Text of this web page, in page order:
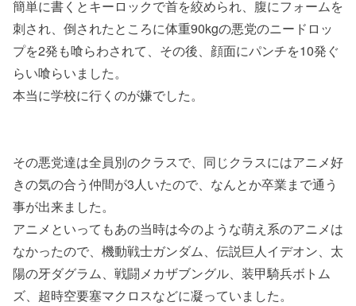
簡単に書くとキーロックで首を絞められ、腹にフォームを
刺され、倒されたところに体重90kgの悪党のニードロッ
プを2発も喰らわされて、その後、顔面にパンチを10発ぐ
らい喰らいました。
本当に学校に行くのが嫌でした。
その悪党達は全員別のクラスで、同じクラスにはアニメ好
きの気の合う仲間が3人いたので、なんとか卒業まで通う
事が出来ました。
アニメといってもあの当時は今のような萌え系のアニメは
なかったので、機動戦士ガンダム、伝説巨人イデオン、太
陽の牙ダグラム、戦闘メカザブングル、装甲騎兵ボトム
ズ、超時空要塞マクロスなどに凝っていました。